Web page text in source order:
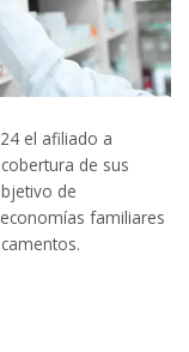
el afiliado a
de sus
de
familiares